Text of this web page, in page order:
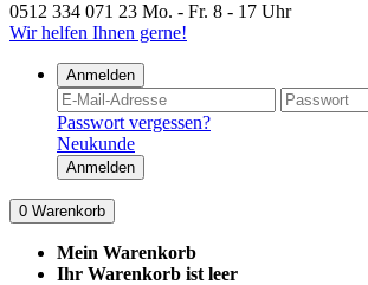
0512 334 071 23 Mo. - Fr. 8 - 17 Uhr
Wir helfen Ihnen gerne!
Anmelden
Passwort vergessen?
Neukunde
Anmelden
0 Warenkorb
Mein Warenkorb
Ihr Warenkorb ist leer